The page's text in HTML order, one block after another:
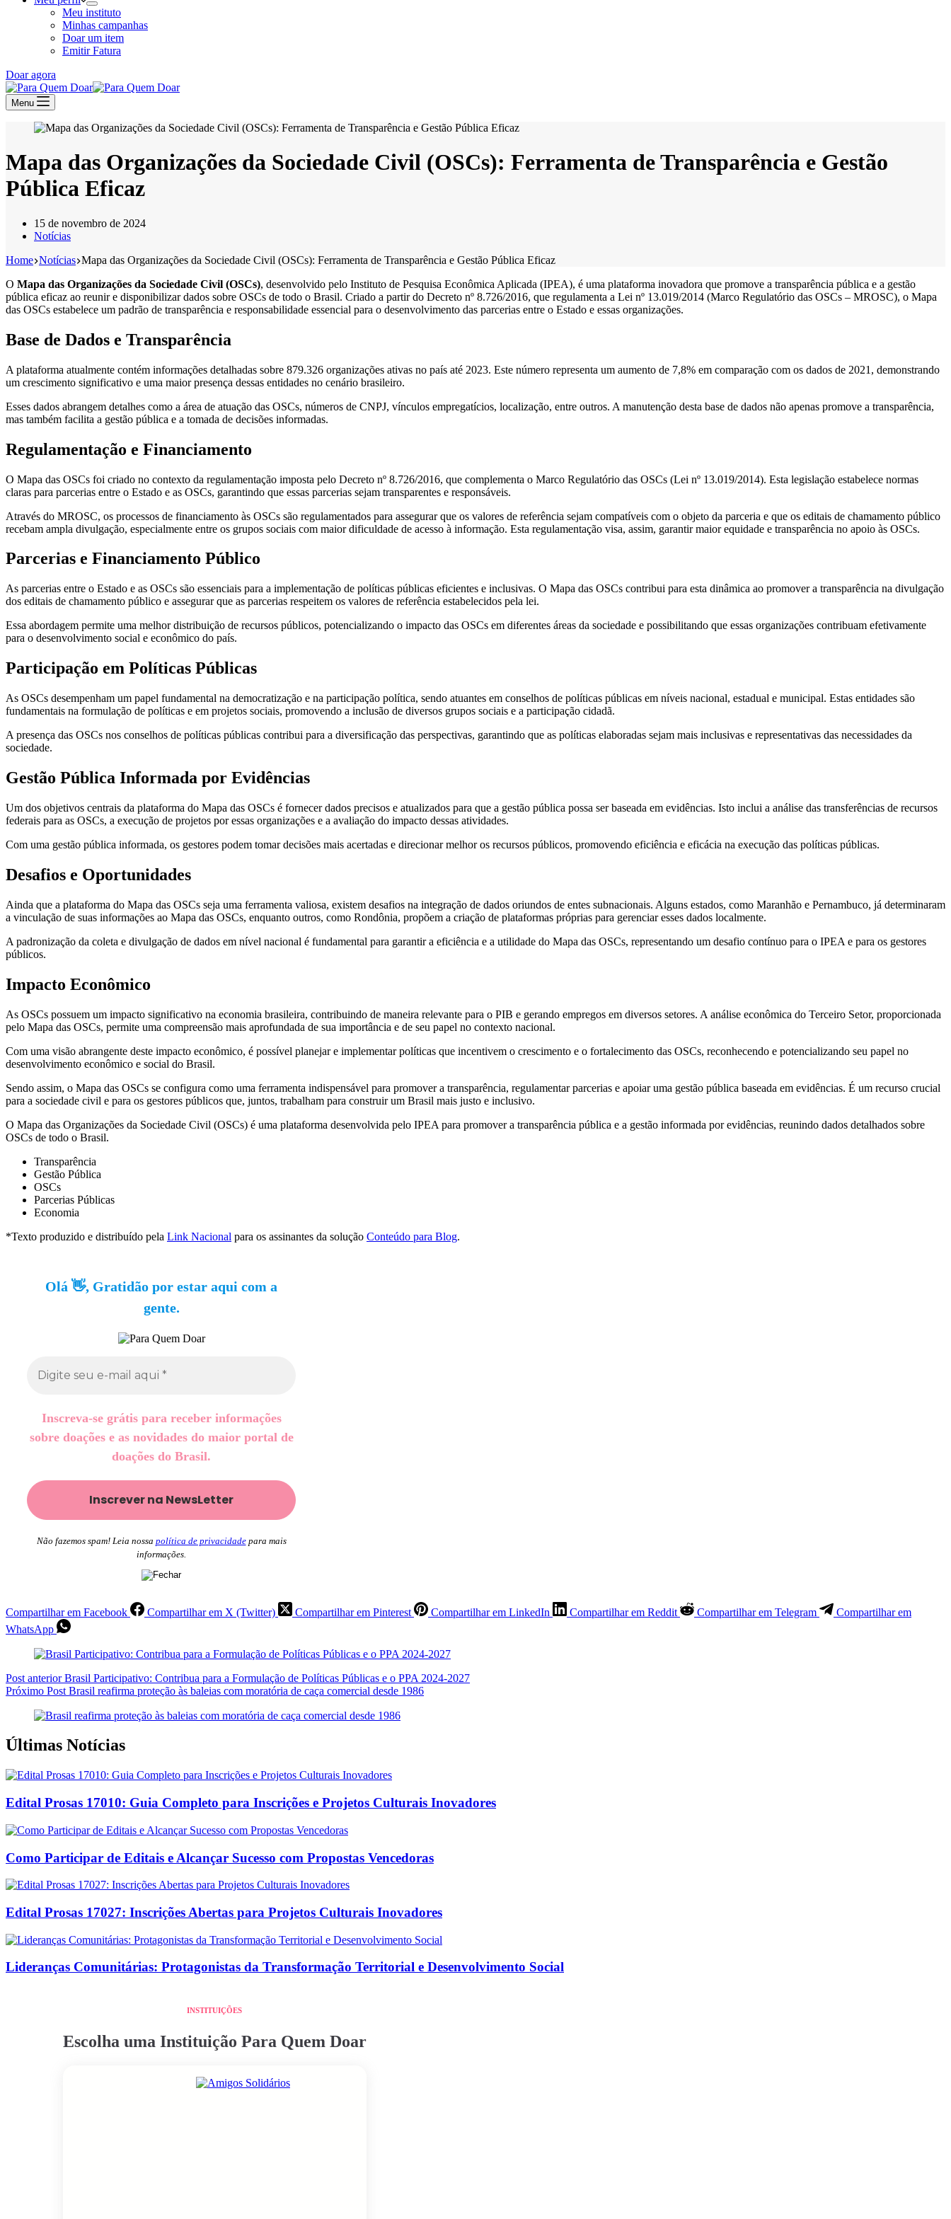
Meu instituto
Minhas campanhas
Doar um item
Emitir Fatura
Doar agora
Menu
Mapa das Organizações da Sociedade Civil (OSCs): Ferramenta de Transparência e Gestão
Pública Eficaz
15 de novembro de 2024
Notícias
Home Notícias Mapa das Organizações da Sociedade Civil (OSCs): Ferramenta de Transparência e Gestão Pública Eficaz
O Mapa das Organizações da Sociedade Civil (OSCs), desenvolvido pelo Instituto de Pesquisa Econômica Aplicada (IPEA), é uma plataforma inovadora que promove a transparência pública e a gestão
pública eficaz ao reunir e disponibilizar dados sobre OSCs de todo o Brasil. Criado a partir do Decreto nº 8.726/2016, que regulamenta a Lei nº 13.019/2014 (Marco Regulatório das OSCs – MROSC), o Mapa
das OSCs estabelece um padrão de transparência e responsabilidade essencial para o desenvolvimento das parcerias entre o Estado e essas organizações.
Base de Dados e Transparência
A plataforma atualmente contém informações detalhadas sobre 879.326 organizações ativas no país até 2023. Este número representa um aumento de 7,8% em comparação com os dados de 2021, demonstrando
um crescimento significativo e uma maior presença dessas entidades no cenário brasileiro.
Esses dados abrangem detalhes como a área de atuação das OSCs, números de CNPJ, vínculos empregatícios, localização, entre outros. A manutenção desta base de dados não apenas promove a transparência,
mas também facilita a gestão pública e a tomada de decisões informadas.
Regulamentação e Financiamento
O Mapa das OSCs foi criado no contexto da regulamentação imposta pelo Decreto nº 8.726/2016, que complementa o Marco Regulatório das OSCs (Lei nº 13.019/2014). Esta legislação estabelece normas
claras para parcerias entre o Estado e as OSCs, garantindo que essas parcerias sejam transparentes e responsáveis.
Através do MROSC, os processos de financiamento às OSCs são regulamentados para assegurar que os valores de referência sejam compatíveis com o objeto da parceria e que os editais de chamamento público
recebam ampla divulgação, especialmente entre os grupos sociais com maior dificuldade de acesso à informação. Esta regulamentação visa, assim, garantir maior equidade e transparência no apoio às OSCs.
Parcerias e Financiamento Público
As parcerias entre o Estado e as OSCs são essenciais para a implementação de políticas públicas eficientes e inclusivas. O Mapa das OSCs contribui para esta dinâmica ao promover a transparência na divulgação
dos editais de chamamento público e assegurar que as parcerias respeitem os valores de referência estabelecidos pela lei.
Essa abordagem permite uma melhor distribuição de recursos públicos, potencializando o impacto das OSCs em diferentes áreas da sociedade e possibilitando que essas organizações contribuam efetivamente
para o desenvolvimento social e econômico do país.
Participação em Políticas Públicas
As OSCs desempenham um papel fundamental na democratização e na participação política, sendo atuantes em conselhos de políticas públicas em níveis nacional, estadual e municipal. Estas entidades são
fundamentais na formulação de políticas e em projetos sociais, promovendo a inclusão de diversos grupos sociais e a participação cidadã.
A presença das OSCs nos conselhos de políticas públicas contribui para a diversificação das perspectivas, garantindo que as políticas elaboradas sejam mais inclusivas e representativas das necessidades da
sociedade.
Gestão Pública Informada por Evidências
Um dos objetivos centrais da plataforma do Mapa das OSCs é fornecer dados precisos e atualizados para que a gestão pública possa ser baseada em evidências. Isto inclui a análise das transferências de recursos
federais para as OSCs, a execução de projetos por essas organizações e a avaliação do impacto dessas atividades.
Com uma gestão pública informada, os gestores podem tomar decisões mais acertadas e direcionar melhor os recursos públicos, promovendo eficiência e eficácia na execução das políticas públicas.
Desafios e Oportunidades
Ainda que a plataforma do Mapa das OSCs seja uma ferramenta valiosa, existem desafios na integração de dados oriundos de entes subnacionais. Alguns estados, como Maranhão e Pernambuco, já determinaram
a vinculação de suas informações ao Mapa das OSCs, enquanto outros, como Rondônia, propõem a criação de plataformas próprias para gerenciar esses dados localmente.
A padronização da coleta e divulgação de dados em nível nacional é fundamental para garantir a eficiência e a utilidade do Mapa das OSCs, representando um desafio contínuo para o IPEA e para os gestores
públicos.
Impacto Econômico
As OSCs possuem um impacto significativo na economia brasileira, contribuindo de maneira relevante para o PIB e gerando empregos em diversos setores. A análise econômica do Terceiro Setor, proporcionada
pelo Mapa das OSCs, permite uma compreensão mais aprofundada de sua importância e de seu papel no contexto nacional.
Com uma visão abrangente deste impacto econômico, é possível planejar e implementar políticas que incentivem o crescimento e o fortalecimento das OSCs, reconhecendo e potencializando seu papel no
desenvolvimento econômico e social do Brasil.
Sendo assim, o Mapa das OSCs se configura como uma ferramenta indispensável para promover a transparência, regulamentar parcerias e apoiar uma gestão pública baseada em evidências. É um recurso crucial
para a sociedade civil e para os gestores públicos que, juntos, trabalham para construir um Brasil mais justo e inclusivo.
O Mapa das Organizações da Sociedade Civil (OSCs) é uma plataforma desenvolvida pelo IPEA para promover a transparência pública e a gestão informada por evidências, reunindo dados detalhados sobre
OSCs de todo o Brasil.
Transparência
Gestão Pública
OSCs
Parcerias Públicas
Economia
*Texto produzido e distribuído pela Link Nacional para os assinantes da solução Conteúdo para Blog.
Olá 👋, Gratidão por estar aqui com a
gente.
Inscreva-se grátis para receber informações
sobre doações e as novidades do maior portal de
doações do Brasil.
Não fazemos spam! Leia nossa política de privacidadepara mais
informações.
Compartilhar em Facebook Compartilhar em X (Twitter) Compartilhar em Pinterest Compartilhar em LinkedIn Compartilhar em Reddit Compartilhar em Telegram
Compartilhar em
WhatsApp
Post anteriorBrasil Participativo: Contribua para a Formulação de Políticas Públicas e o PPA 2024-2027
Próximo Post Brasil reafirma proteção às baleias com moratória de caça comercial desde 1986
Últimas Notícias
Edital Prosas 17010: Guia Completo para Inscrições e Projetos Culturais Inovadores
Como Participar de Editais e Alcançar Sucesso com Propostas Vencedoras
Edital Prosas 17027: Inscrições Abertas para Projetos Culturais Inovadores
Lideranças Comunitárias: Protagonistas da Transformação Territorial e Desenvolvimento Social
INSTITUIÇÕES
Escolha uma Instituição Para Quem Doar